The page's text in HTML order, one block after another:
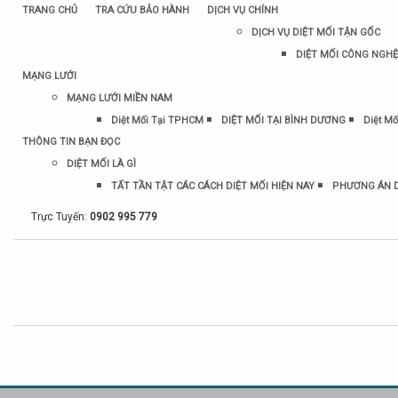
TRANG CHỦ TRA CỨU BẢO HÀNH
DỊCH VỤ CHÍNH
DỊCH VỤ DIỆT MỐI TẬN GỐC
DIỆT MỐI CÔNG
MẠNG LƯỚI
MẠNG LƯỚI MIỀN NAM
Diệt Mối Tại TPHCM
DIỆT MỐI TẠI BÌNH DƯƠNG
Diệt
THÔNG TIN BẠN ĐỌC
DIỆT MỐI LÀ GÌ
TẤT TẦN TẬT CÁC CÁCH DIỆT MỐI HIỆN NAY
PHƯƠNG ÁN
Trực Tuyến: 0902 995 779